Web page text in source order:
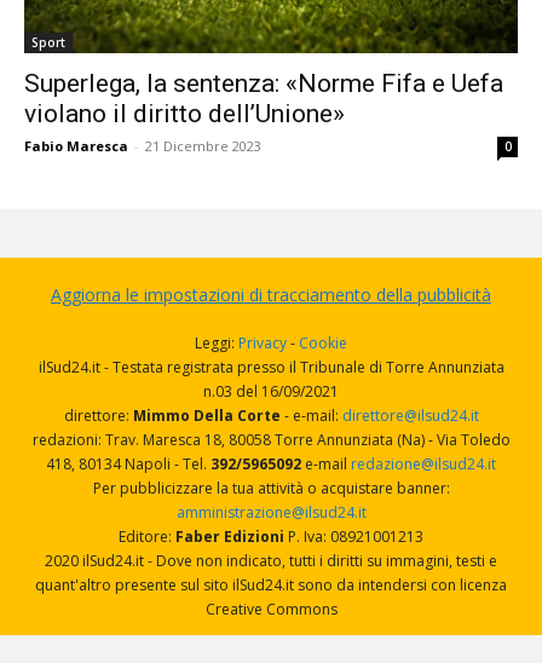
Sport
Superlega, la sentenza: «Norme Fifa e Uefa
violano il diritto dell’Unione»
Fabio Maresca - 21 Dicembre 2023 0
Aggiorna le impostazioni di tracciamento della pubblicità
Leggi: Privacy- Cookie
ilSud24.it - Testata registrata presso il Tribunale di Torre Annunziata
n.03 del 16/09/2021
direttore: Mimmo Della Corte - e-mail: direttore@ilsud24.it
redazioni: Trav. Maresca 18, 80058 Torre Annunziata (Na) - Via Toledo
418, 80134 Napoli - Tel. 392/5965092 e-mail redazione@ilsud24.it
Per pubblicizzare la tua attività o acquistare banner:
amministrazione@ilsud24.it
Editore: Faber Edizioni P. Iva: 08921001213
2020 ilSud24.it - Dove non indicato, tutti i diritti su immagini, testi e
quant'altro presente sul sito ilSud24.it sono da intendersi con licenza
Creative Commons